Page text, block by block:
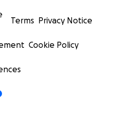
Terms Privacy Notice
Cookie Policy